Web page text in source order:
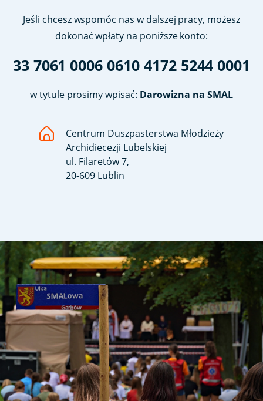
Jeśli chcesz wspomóc nas w dalszej pracy, możesz
dokonać wpłaty na poniższe konto:
33 7061 0006 0610 4172 5244 0001
w tytule prosimy wpisać: Darowizna na SMAL
Centrum Duszpasterstwa Młodzieży
Archidiecezji Lubelskiej
ul. Filaretów 7,
20-609 Lublin